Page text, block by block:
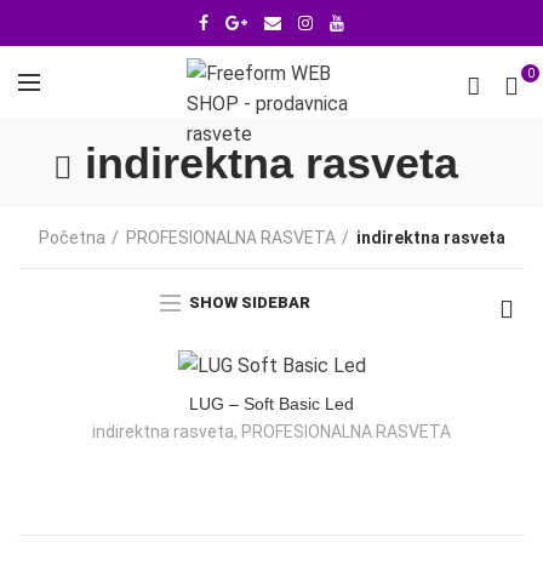
0
indirektna rasveta
Početna PROFESIONALNA RASVETA indirektna rasveta
SHOW SIDEBAR
LUG – Soft Basic Led
indirektna rasveta, PROFESIONALNA RASVETA